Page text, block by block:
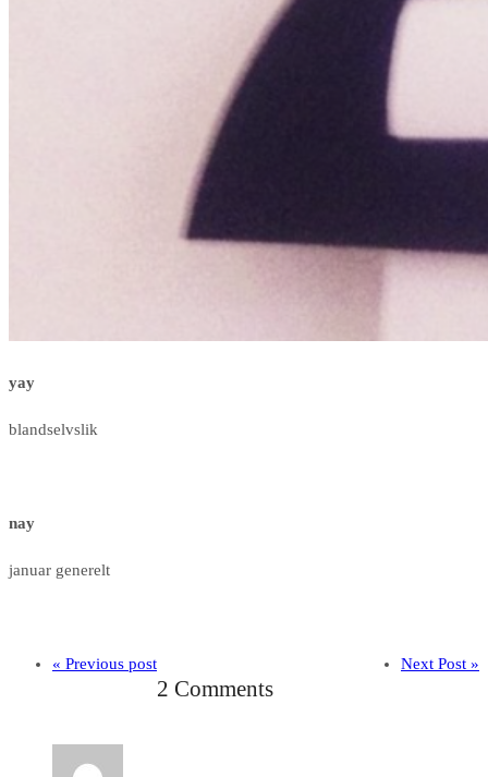
yay
blandselvslik
nay
januar generelt
« Previous post Next Post »
2 Comments